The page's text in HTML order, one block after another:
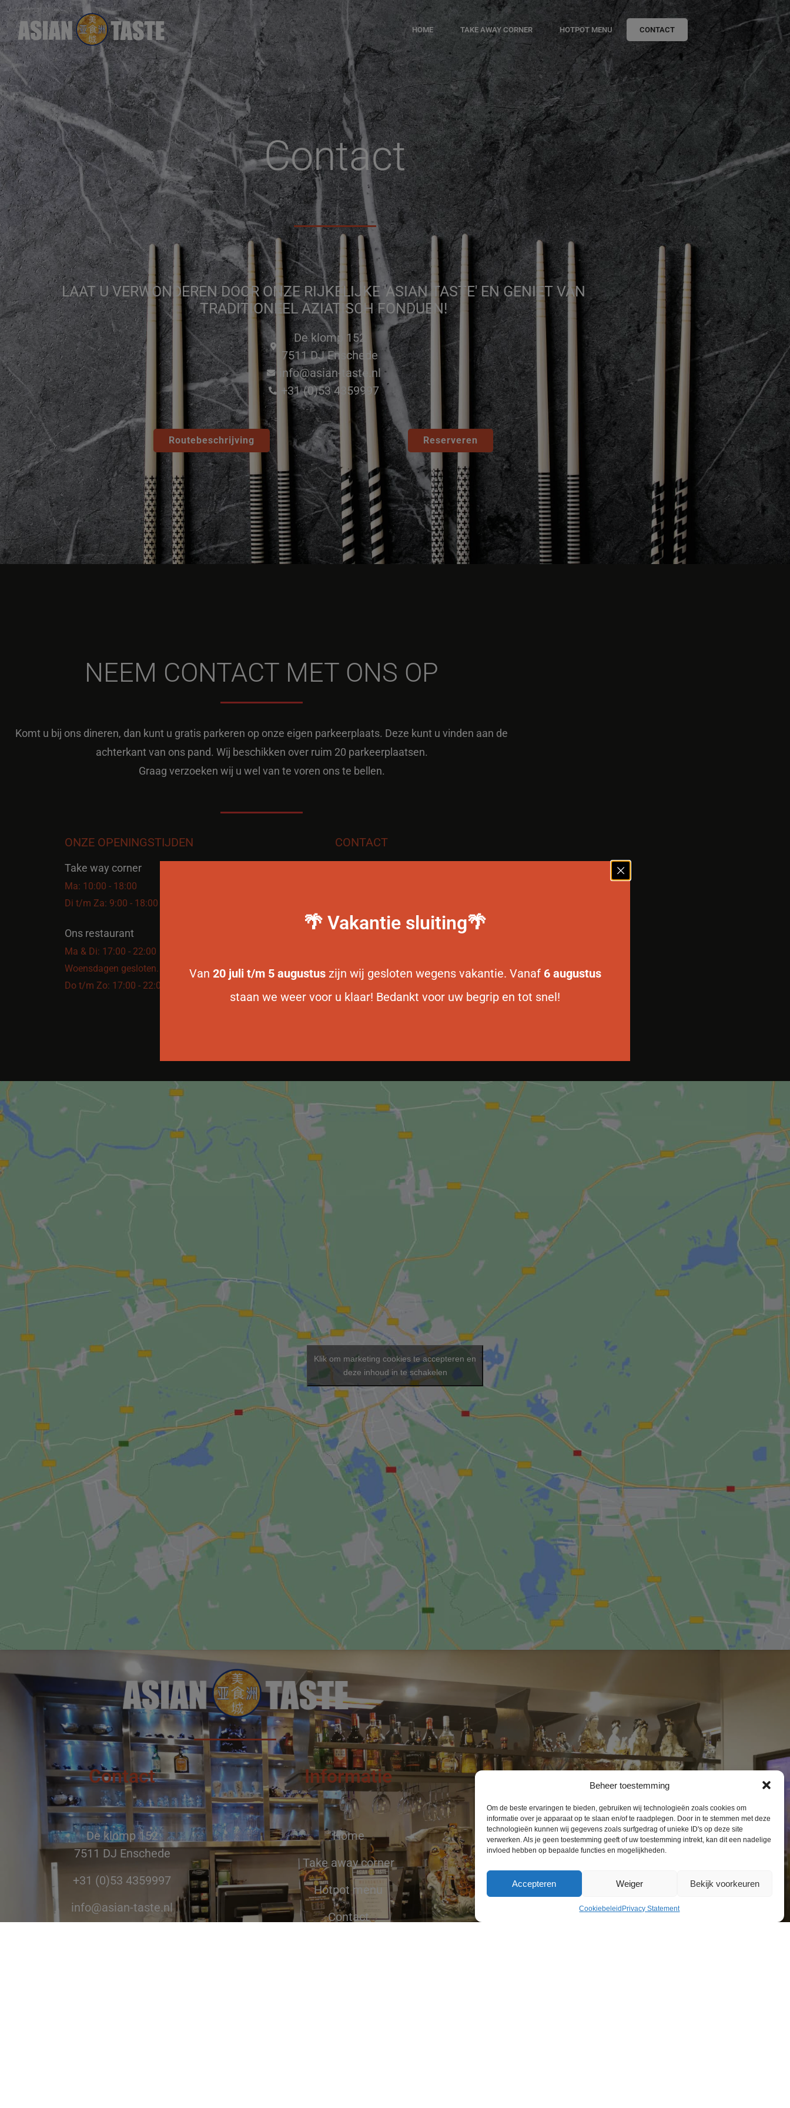
Beheer toestemming
Om de beste ervaringen te bieden, gebruiken wij technologieën zoals cookies om
informatie over je apparaat op te slaan en/of te raadplegen. Door in te stemmen met deze
technologieën kunnen wij gegevens zoals surfgedrag of unieke ID's op deze site
verwerken. Als je geen toestemming geeft of uw toestemming intrekt, kan dit een nadelige
invloed hebben op bepaalde functies en mogelijkheden.
Accepteren Weiger Bekijk voorkeuren
Cookiebeleid Privacy Statement
HOME TAKE AWAY CORNER HOTPOT MENU CONTACT
Contact
LAAT U VERWONDEREN DOOR ONZE RIJKELIJKE 'ASIAN TASTE' EN GENIET VAN
TRADITIONEEL AZIATISCH FONDUEN!
De klomp 152
7511 DJ Enschede
info@asian-taste.nl
+31 (0)53 4359997
Routebeschrijving Reserveren
NEEM CONTACT MET ONS OP
Komt u bij ons dineren, dan kunt u gratis parkeren op onze eigen parkeerplaats. Deze kunt u vinden aan de
achterkant van ons pand. Wij beschikken over ruim 20 parkeerplaatsen.
Graag verzoeken wij u wel van te voren ons te bellen.
ONZE OPENINGSTIJDEN
Take way corner
Ma: 10:00 - 18:00
Di t/m Za: 9:00 - 18:00
Ons restaurant
Ma & Di: 17:00 - 22:00
Woensdagen gesloten.
Do t/m Zo: 17:00 - 22:00
CONTACT
Mail ons:
Klik om marketing cookies te accepteren en
deze inhoud in te schakelen
Contact
De klomp 152
7511 DJ Enschede
+31 (0)53 4359997
info@asian-taste.nl
Informatie
Home
Take away corner
Hotpot menu
Contact
🌴 Vakantie sluiting🌴
Van 20 juli t/m 5 augustuszijn wij gesloten wegens vakantie. Vanaf 6 augustus
staan we weer voor u klaar! Bedankt voor uw begrip en tot snel!